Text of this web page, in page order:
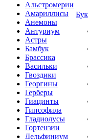
Альстромерии
Амариллисы
Анемоны
Антуриум
Астры
Бамбук
Брассика
Васильки
Гвоздики
Георгины
Герберы
Гиацинты
Гипсофила
Гладиолусы
Гортензии
Дельфиниум